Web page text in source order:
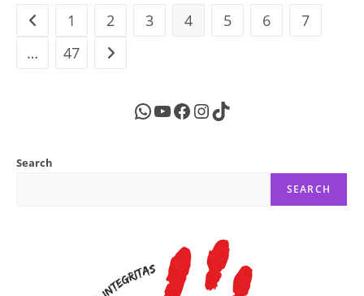
MTsN
2
Jember
Gelar
Go to the previous page
1 2 3 4 5 6
7
…
47 Go to the next page
WhatsApp
YouTube
Facebook
Instagram
TikTok
Search
SEARCH